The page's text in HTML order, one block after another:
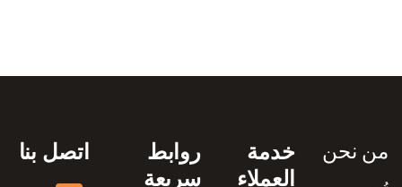
من نحن
خدمة
العملاء
روابط
سريعة
اتصل بنا